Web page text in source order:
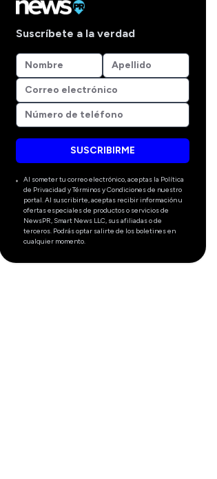
Suscríbete a la verdad
SUSCRIBIRME
Al someter tu correo electrónico, aceptas la Política
de Privacidad y Términos y Condiciones de nuestro
portal. Al suscribirte, aceptas recibir información u
ofertas especiales de productos o servicios de
NewsPR, Smart News LLC, sus afiliadas o de
terceros. Podrás optar salirte de los boletines en
cualquier momento.